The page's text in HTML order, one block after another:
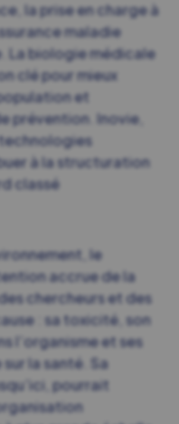
la prise en charge à
maladie
La biologie médicale
clé pour mieux
et
prévention. Inovie,
à la structuration
classé
le
accrue de la
chercheurs et des
: sa toxicité, son
l’organisme et ses
la santé. Sa
pourrait